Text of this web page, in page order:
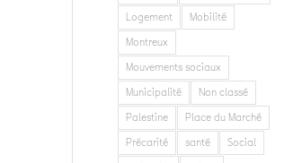
Logement
Mobilité
Montreux
Mouvements sociaux
Municipalité
Non classé
Palestine
Place du Marché
Précarité
santé
Social